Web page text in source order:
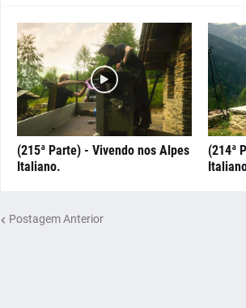
(215ª Parte) - Vivendo nos Alpes
Italiano.
(214ª
Postagem Anterior